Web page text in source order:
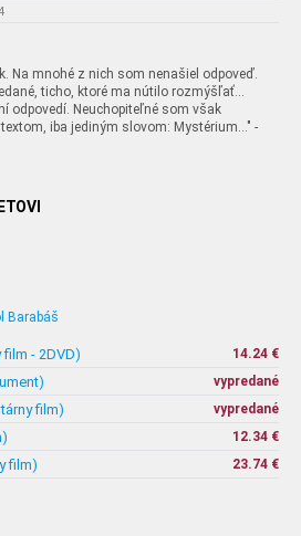
Na mnohé z nich som nenašiel odpoveď.
ticho, ktoré ma nútilo rozmýšľať...
odpovedí. Neuchopiteľné som však
iba jediným slovom: Mystérium..." -
Barabáš
- 2DVD) 14.24 €
vypredané
film) vypredané
12.34 €
film) 23.74 €